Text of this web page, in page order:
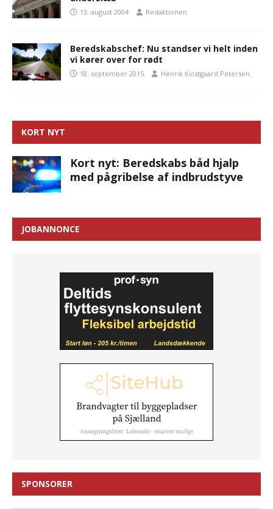
13. august 2004 Redaktionen
Beredskabschef: Nu standser vi helt inden
vi kører over for rødt
18. september 2015 Henrik Kvistgaard Petersen
KORT NYT
Kort nyt: Beredskabs båd hjalp
med pågribelse af indbrudstyve
JOBANNONCE
SPONSORER